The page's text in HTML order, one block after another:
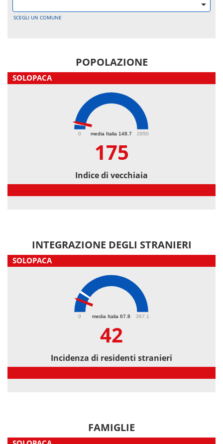
SCEGLI UN COMUNE
POPOLAZIONE
SOLOPACA
media Italia 148.7
0 2850
175
Indice di vecchiaia
INTEGRAZIONE DEGLI STRANIERI
SOLOPACA
media Italia 67.8
0 367.1
42
Incidenza di residenti stranieri
FAMIGLIE